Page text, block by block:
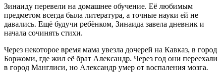
Зинаиду перевели на домашнее обучение. Её любимым
предметом всегда была литература, а точные науки ей не
давались. Ещё будучи ребёнком, Зинаида завела дневник и
начала сочинять стихи.
Через некоторое время мама увезла дочерей на Кавказ, в город
Боржоми, где жил её брат Александр. Через год они переехали
в город Манглиси, но Александр умер от воспаления мозга.